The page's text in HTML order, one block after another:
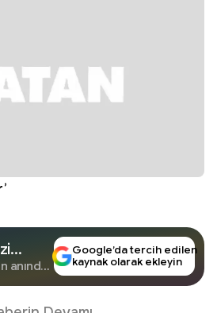
anında
Google’da tercih edilen
kaynak olarak ekleyin